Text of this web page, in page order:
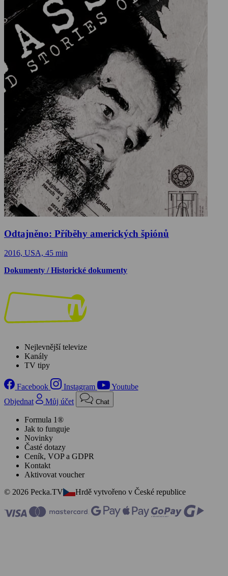
Odtajněno: Příběhy amerických špiónů
2016, USA, 45 min
Dokumenty / Historické dokumenty
Nejlevnější televize
Kanály
TV tipy
Facebook Instagram
Youtube
Objednat
Můj účet Chat
Formula 1®
Jak to funguje
Novinky
Časté dotazy
Ceník, VOP a GDPR
Kontakt
Aktivovat voucher
© 2026 Pecka.TV
Hrdě vytvořeno v České republice